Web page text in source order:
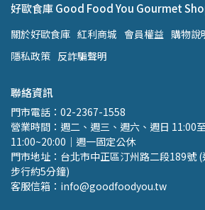
好歐食庫 Good Food You Gourmet
關於好歐食庫 紅利商城 會員權益 購物說
隱私政策 反詐騙聲明
聯絡資訊
門市電話：02-2367-1558
營業時間：週二、週三、週六、週日 11:00
11:00~20:00｜週一固定公休
門市地址：台北市中正區汀州路二段189號
步行約5分鐘)
客服信箱：info@goodfoodyou.tw